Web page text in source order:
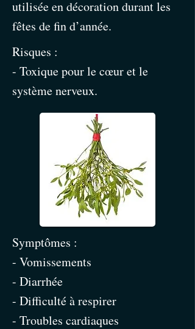
utilisée en décoration durant les
fêtes de fin d’année.
Risques :
- Toxique pour le cœur et le
système nerveux.
Symptômes :
- Vomissements
- Diarrhée
- Difficulté à respirer
- Troubles cardiaques